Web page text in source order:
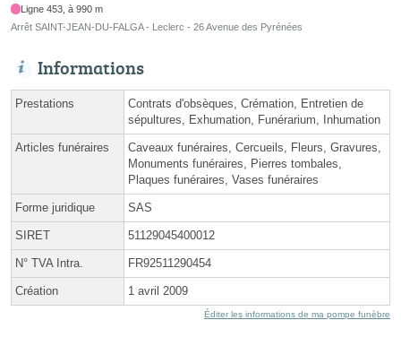
Ligne 453, à 990 m
Arrêt SAINT-JEAN-DU-FALGA - Leclerc - 26 Avenue des Pyrénées
Informations
Prestations
Contrats d'obsèques, Crémation, Entretien de
sépultures, Exhumation, Funérarium, Inhumation
Articles funéraires
Caveaux funéraires, Cercueils, Fleurs, Gravures,
Monuments funéraires, Pierres tombales,
Plaques funéraires, Vases funéraires
Forme juridique SAS
SIRET 51129045400012
N° TVA Intra. FR92511290454
Création 1 avril 2009
Éditer les informations de ma pompe funèbre